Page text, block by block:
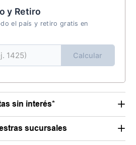
y Retiro
el país y retiro gratis en
Calcular
sin interés*
sucursales